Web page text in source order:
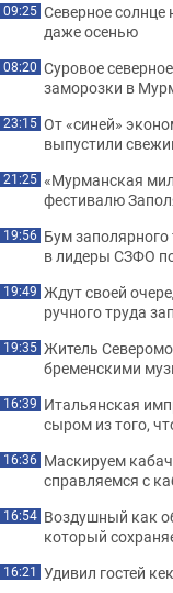
09:25 Северное
даже осенью
08:20 Суровое
заморозки в
23:15 От «синей»
выпустили
21:25 «Мурманская
фестивалю
19:56 Бум
в лидеры СЗФО
19:49 Ждут своей
ручного труда
19:35 Житель
бременскими
16:39 Итальянская
сыром из того,
16:36 Маскируем
справляемся с
16:54 Воздушный как
который
16:21 Удивил гостей